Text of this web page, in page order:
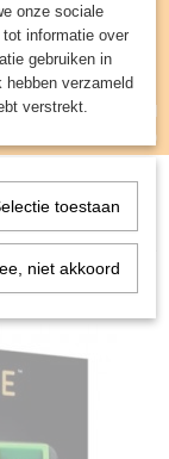
UW WINKELWAGEN
(0)
-
onze sociale
informatie over
gebruiken in
hebben verzameld
verstrekt.
toestaan
niet akkoord